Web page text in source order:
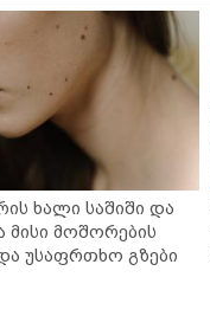
ხალი საშიში და
მოშორების
უსაფრთხო გზები